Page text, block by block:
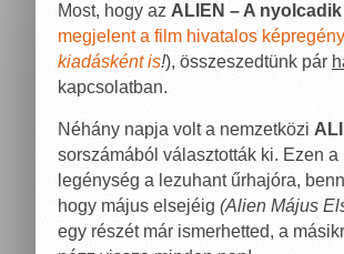
Most, hogy az ALIEN – A nyolcadik
megjelent a film hivatalos
kiadásként is!), összeszedtünk pár
kapcsolatban.
Néhány napja volt a nemzetközi
sorszámából választották ki. Ezen
legénység a lezuhant űrhajóra,
hogy május elsejéig (Alien Május
egy részét már ismerhetted, a